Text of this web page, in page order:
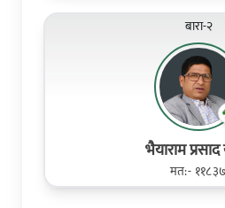
बारा-२
भैयाराम
मत:- ११८३७